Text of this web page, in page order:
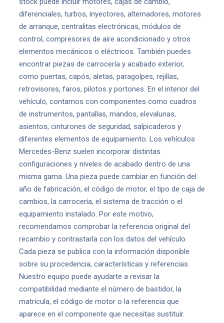
diferenciales, turbos, inyectores, alternadores, motores
de arranque, centralitas electrónicas, módulos de
control, compresores de aire acondicionado y otros
elementos mecánicos o eléctricos. También puedes
encontrar piezas de carrocería y acabado exterior,
como puertas, capós, aletas, paragolpes, rejillas,
retrovisores, faros, pilotos y portones. En el interior del
vehículo, contamos con componentes como cuadros
de instrumentos, pantallas, mandos, elevalunas,
asientos, cinturones de seguridad, salpicaderos y
diferentes elementos de equipamiento. Los vehículos
Mercedes-Benz suelen incorporar distintas
configuraciones y niveles de acabado dentro de una
misma gama. Una pieza puede cambiar en función del
año de fabricación, el código de motor, el tipo de caja de
cambios, la carrocería, el sistema de tracción o el
equipamiento instalado. Por este motivo,
recomendamos comprobar la referencia original del
recambio y contrastarla con los datos del vehículo.
Cada pieza se publica con la información disponible
sobre su procedencia, características y referencias.
Nuestro equipo puede ayudarte a revisar la
compatibilidad mediante el número de bastidor, la
matrícula, el código de motor o la referencia que
aparece en el componente que necesitas sustituir.